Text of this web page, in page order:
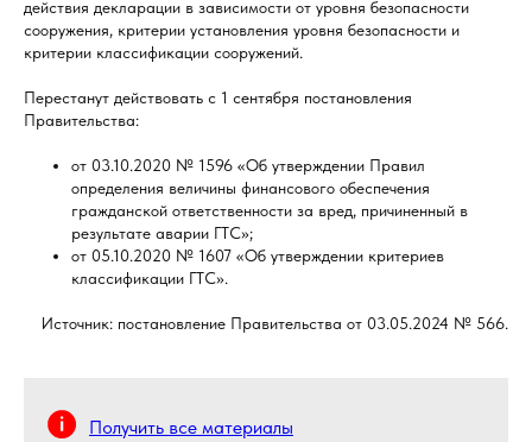
действия декларации в зависимости от уровня безопасности
сооружения, критерии установления уровня безопасности и
критерии классификации сооружений.
Перестанут действовать с 1 сентября постановления
Правительства:
от 03.10.2020 № 1596 «Об утверждении Правил
определения величины финансового обеспечения
гражданской ответственности за вред, причиненный в
результате аварии ГТС»;
от 05.10.2020 № 1607 «Об утверждении критериев
классификации ГТС».
Источник: постановление Правительства от 03.05.2024 № 566.
Получить все материалы